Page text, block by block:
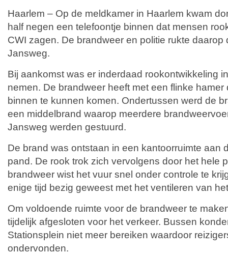
Haarlem – Op de meldkamer in Haarlem kwam
half negen een telefoontje binnen dat mensen
CWI zagen. De brandweer en politie rukte daarop
Jansweg.
Bij aankomst was er inderdaad rookontwikkeling
nemen. De brandweer heeft met een flinke
binnen te kunnen komen. Ondertussen werd de
een middelbrand waarop meerdere
Jansweg werden gestuurd.
De brand was ontstaan in een kantoorruimte aan
pand. De rook trok zich vervolgens door het hele
brandweer wist het vuur snel onder controle te
enige tijd bezig geweest met het ventileren van
Om voldoende ruimte voor de brandweer te
tijdelijk afgesloten voor het verkeer. Bussen
Stationsplein niet meer bereiken waardoor
ondervonden.